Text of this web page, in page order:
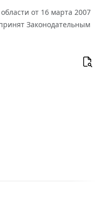
от 16 марта 2007
Законодательным